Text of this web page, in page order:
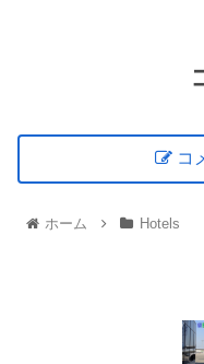
コ
ホーム Hotels